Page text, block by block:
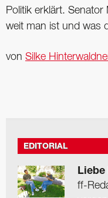
Politik erklärt.
weit man ist und was
von Silke
EDITORIAL
Liebe
ff-